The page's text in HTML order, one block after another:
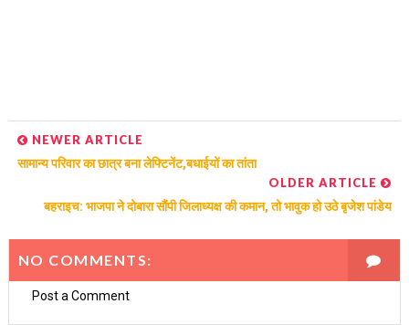
NEWER ARTICLE
सामान्य परिवार का छात्र बना लेफ्टिनेंट,बधाईयों का तांता
OLDER ARTICLE
बहराइच: भाजपा ने दोबारा सौंपी जिलाध्यक्ष की कमान, तो भावुक हो उठे बृजेश पांडेय
NO COMMENTS:
Post a Comment